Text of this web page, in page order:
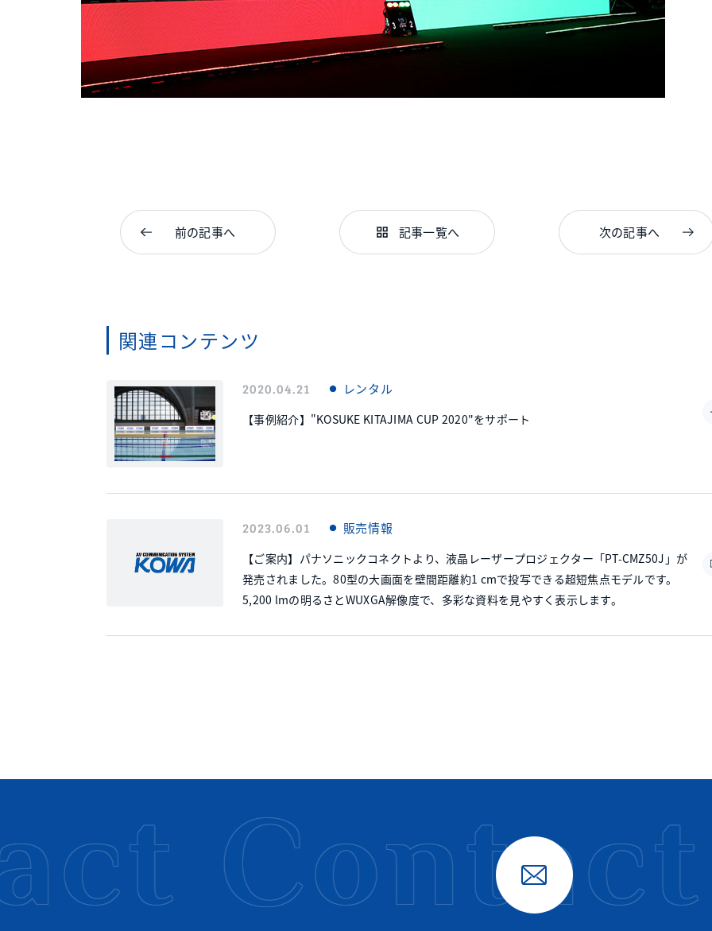
前の記事へ grid_view 記事一覧へ 次の記事へ
関連コンテンツ
2020.04.21 レンタル
【事例紹介】"KOSUKE KITAJIMA CUP 2020"をサポート
2023.06.01 販売情報
【ご案内】パナソニックコネクトより、液晶レーザープロジェクター「PT-CMZ50J」が
発売されました。80型の大画面を壁間距離約1 cmで投写できる超短焦点モデルです。
5,200 lmの明るさとWUXGA解像度で、多彩な資料を見やすく表示します。
Contact